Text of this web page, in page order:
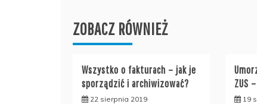
ZOBACZ RÓWNIEŻ
Wszystko o fakturach – jak je
sporządzić i archiwizować?
22 sierpnia 2019
ZUS
19